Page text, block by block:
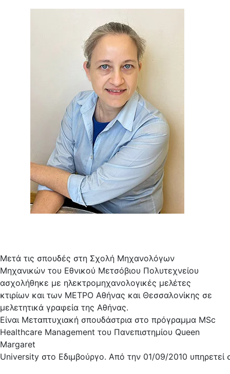
Μετά τις σπουδές στη Σχολή Μηχανολόγων
Μηχανικών του Εθνικού Μετσόβιου Πολυτεχνείου
ασχολήθηκε με ηλεκτρομηχανολογικές μελέτες
κτιρίων και των ΜΕΤΡΟ Αθήνας και Θεσσαλονίκης σε
μελετητικά γραφεία της Αθήνας.
Είναι Μεταπτυχιακή σπουδάστρια στο πρόγραμμα MSc
Healthcare Management του Πανεπιστημίου Queen
Margaret
University στο Εδιμβούργο. Από την 01/09/2010 υπηρετεί